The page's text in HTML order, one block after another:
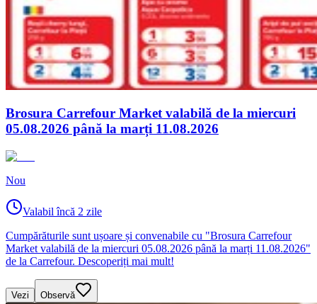
Brosura Carrefour Market valabilă de la miercuri
05.08.2026 până la marți 11.08.2026
Nou
Valabil încă 2 zile
Cumpărăturile sunt ușoare și convenabile cu "Brosura Carrefour
Market valabilă de la miercuri 05.08.2026 până la marți 11.08.2026"
de la Carrefour. Descoperiți mai mult!
Vezi Observă